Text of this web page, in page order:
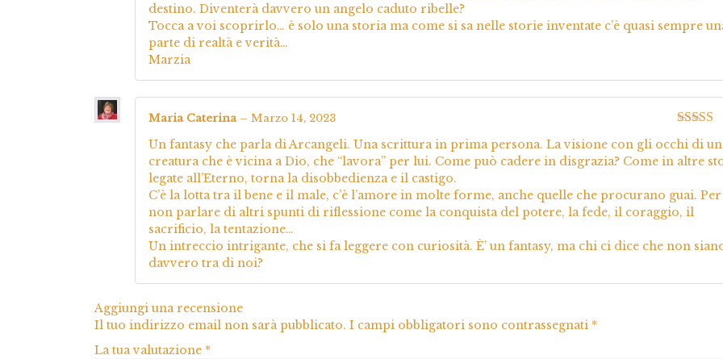
destino. Diventerà davvero un angelo caduto ribelle?
Tocca a voi scoprirlo… è solo una storia ma come si sa nelle storie inventate c’è quasi sempre
parte di realtà e verità…
Marzia
Valutato
5
Maria Caterina – Marzo 14, 2023
Un fantasy che parla di Arcangeli. Una scrittura in prima persona. La visione con gli occhi di
creatura che è vicina a Dio, che “lavora” per lui. Come può cadere in disgrazia? Come in altre
legate all’Eterno, torna la disobbedienza e il castigo.
C’è la lotta tra il bene e il male, c’è l’amore in molte forme, anche quelle che procurano guai. Per
non parlare di altri spunti di riflessione come la conquista del potere, la fede, il coraggio, il
sacrificio, la tentazione…
Un intreccio intrigante, che si fa leggere con curiosità. È’ un fantasy, ma chi ci dice che non
davvero tra di noi?
Aggiungi una recensione
Il tuo indirizzo email non sarà pubblicato. I campi obbligatori sono contrassegnati *
La tua valutazione *